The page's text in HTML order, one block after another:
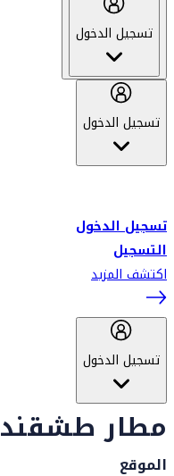
تسجيل الدخول
تسجيل الدخول
تسجيل الدخول
التسجيل
اكتشف المزيد
تسجيل الدخول
مطار طشقند
الموقع